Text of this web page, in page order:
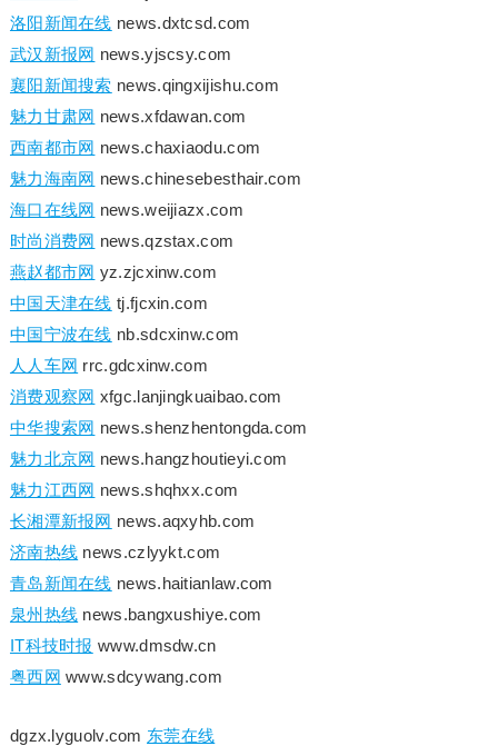
洛阳新闻在线 news.dxtcsd.com
武汉新报网 news.yjscsy.com
襄阳新闻搜索 news.qingxijishu.com
魅力甘肃网 news.xfdawan.com
西南都市网 news.chaxiaodu.com
魅力海南网 news.chinesebesthair.com
海口在线网 news.weijiazx.com
时尚消费网 news.qzstax.com
燕赵都市网 yz.zjcxinw.com
中国天津在线 tj.fjcxin.com
中国宁波在线 nb.sdcxinw.com
人人车网 rrc.gdcxinw.com
消费观察网 xfgc.lanjingkuaibao.com
中华搜索网 news.shenzhentongda.com
魅力北京网 news.hangzhoutieyi.com
魅力江西网 news.shqhxx.com
长湘潭新报网 news.aqxyhb.com
济南热线 news.czlyykt.com
青岛新闻在线 news.haitianlaw.com
泉州热线 news.bangxushiye.com
IT科技时报 www.dmsdw.cn
粤西网 www.sdcywang.com
dgzx.lyguolv.com 东莞在线